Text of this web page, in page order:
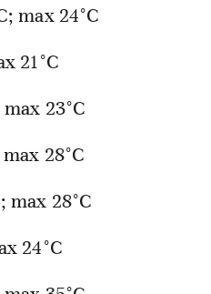
max 24°C
21°C
23°C
28°C
max 28°C
24°C